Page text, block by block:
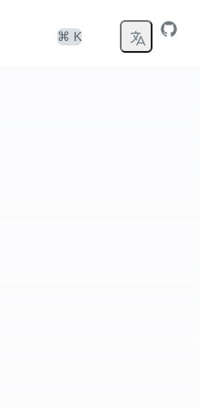
⌘ K